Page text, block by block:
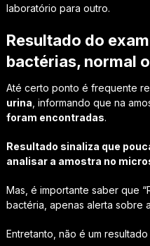
laboratório para outro.
Resultado do
bactérias, normal
Até certo ponto é frequente
urina , informando que na
foram encontradas.
Resultado sinaliza que
analisar a amostra no
Mas, é importante saber que
bactéria, apenas alerta sobre
Entretanto, não é um